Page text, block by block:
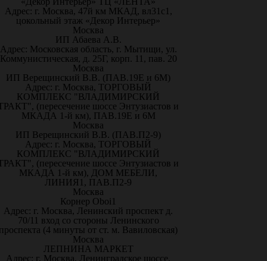
Адрес: г. Москва, 47й км МКАД, вл31с1,
цокольный этаж «Декор Интерьер»
Москва
ИП Абаева А.В.
Адрес: Московская область, г. Мытищи, ул.
Коммунистическая, д. 25Г, корп. 11, пав. 20
Москва
ИП Верещинский В.В. (ПАВ.19Е и 6М)
Адрес: г. Москва, ТОРГОВЫЙ
КОМПЛЕКС "ВЛАДИМИРСКИЙ
(пересечение шоссе Энтузиастов и
МКАДА 1-й км), ПАВ.19Е и 6М
Москва
ИП Верещинский В.В. (ПАВ.П2-9)
Адрес: г. Москва, ТОРГОВЫЙ
КОМПЛЕКС "ВЛАДИМИРСКИЙ
(пересечение шоссе Энтузиастов и
МКАДА 1-й км), ДОМ МЕБЕЛИ,
ЛИНИЯ1, ПАВ.П2-9
Москва
Корнер Oboi1
Адрес: г. Москва, Ленинский проспект д.
70/11 вход со стороны Ленинского
(4 минуты от ст. м. Вавиловская)
Москва
ЛЕПНИНА МАРКЕТ
Адрес: г. Москва, Ленинградское шоссе,